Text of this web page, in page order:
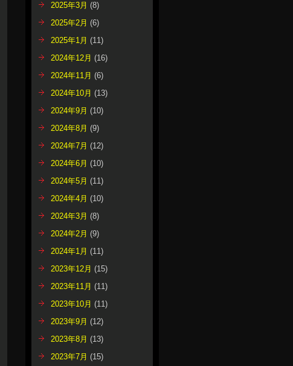
2025年3月 (8)
2025年2月 (6)
2025年1月 (11)
2024年12月 (16)
2024年11月 (6)
2024年10月 (13)
2024年9月 (10)
2024年8月 (9)
2024年7月 (12)
2024年6月 (10)
2024年5月 (11)
2024年4月 (10)
2024年3月 (8)
2024年2月 (9)
2024年1月 (11)
2023年12月 (15)
2023年11月 (11)
2023年10月 (11)
2023年9月 (12)
2023年8月 (13)
2023年7月 (15)